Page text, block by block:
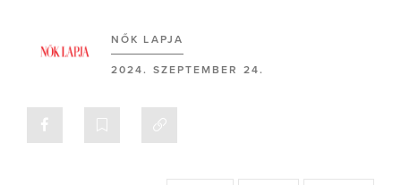
NŐK LAPJA
2024. SZEPTEMBER 24.